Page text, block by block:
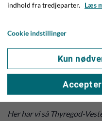
Her har vi så Thyregod-
indhold fra tredjeparter. Læs
Cookie indstillinger
Kun